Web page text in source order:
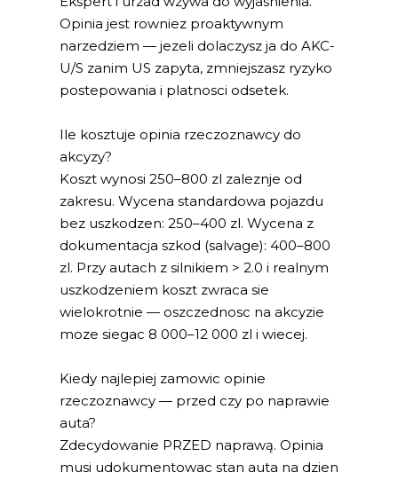
Opinia jest rowniez proaktywnym
narzedziem — jezeli dolaczysz ja do AKC-
U/S zanim US zapyta, zmniejszasz ryzyko
postepowania i platnosci odsetek.
Ile kosztuje opinia rzeczoznawcy do
akcyzy?
Koszt wynosi 250–800 zl zaleznje od
zakresu. Wycena standardowa pojazdu
bez uszkodzen: 250–400 zl. Wycena z
dokumentacja szkod (salvage): 400–800
zl. Przy autach z silnikiem > 2.0 i realnym
uszkodzeniem koszt zwraca sie
wielokrotnie — oszczednosc na akcyzie
moze siegac 8 000–12 000 zl i wiecej.
Kiedy najlepiej zamowic opinie
rzeczoznawcy — przed czy po naprawie
auta?
Zdecydowanie PRZED naprawą. Opinia
musi udokumentowac stan auta na dzien